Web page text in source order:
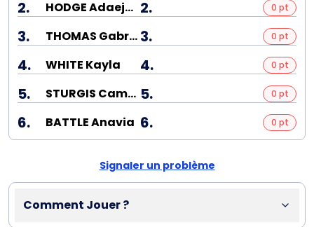
2. HODGE Adaejah 2. 0 pt
3. THOMAS Gabrielle 3. 0 pt
4. WHITE Kayla 4. 0 pt
5. STURGIS Cambrea 5. 0 pt
6. BATTLE Anavia 6. 0 pt
Signaler un problème
Comment Jouer ?